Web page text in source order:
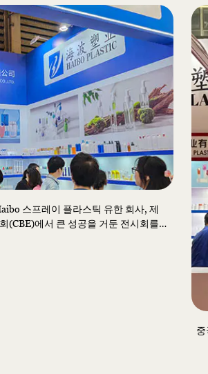
스프레이 플라스틱 유한 회사, 제
(CBE)에서 큰 성공을 거둔 전시회를